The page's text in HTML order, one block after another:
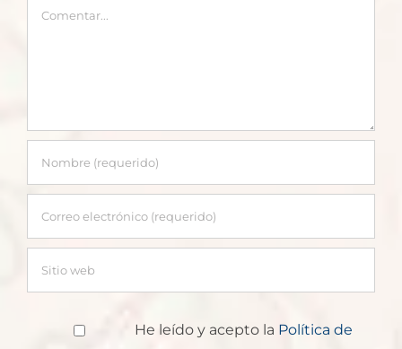
Comentar
He leído y acepto la Política de